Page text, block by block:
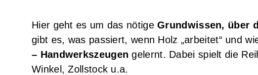
Hier geht es um das nötigeGrundwissen, über
gibt es, was passiert, wenn Holz „arbeitet“ und
– Handwerkszeugen gelernt. Dabei spielt die
Winkel, Zollstock u.a.
Kompaktkurs Tischlern
Aufbau-Kompaktkurs Tischlern
Grundkurs Japanische Holzverbindungen
Widerrufsbelehrung